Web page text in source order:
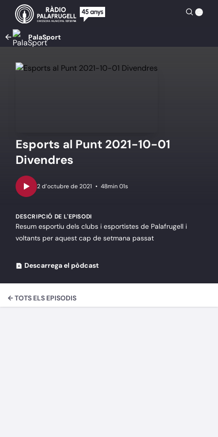
PalaSport
Esports al Punt 2021-10-01
Divendres
• 48min 01s
DESCRIPCIÓ DE L'EPISODI
Resum esportiu dels clubs i esportistes de Palafrugell i
voltants per aquest cap de setmana passat
Descarrega el pòdcast
← TOTS ELS EPISODIS